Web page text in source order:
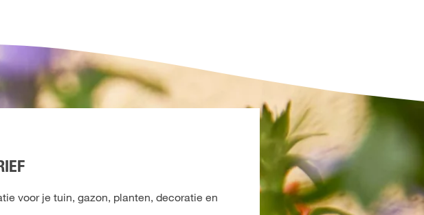
voor je tuin, gazon, planten, decoratie en